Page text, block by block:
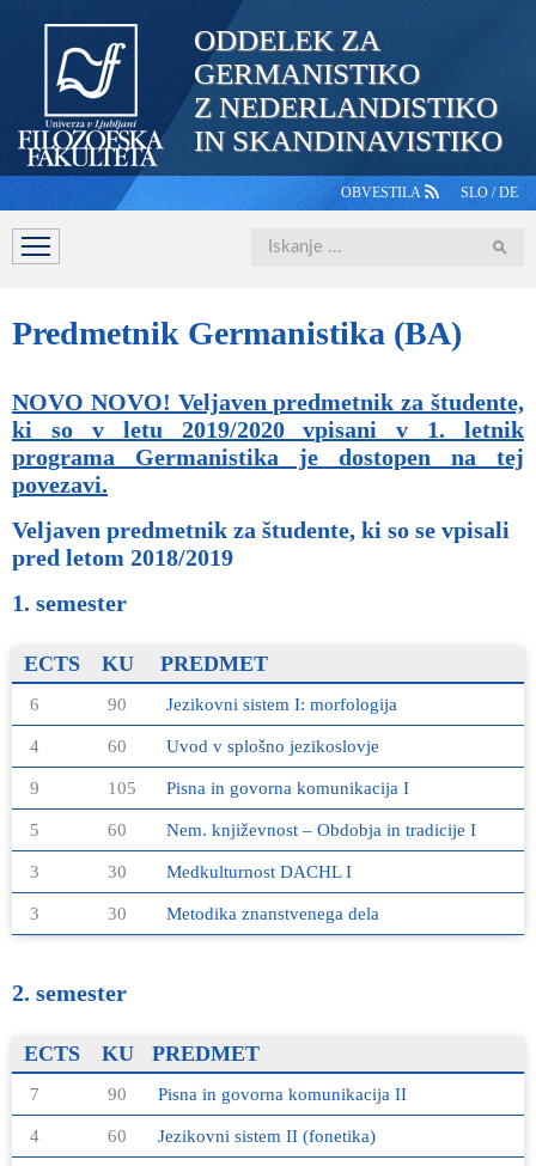
ODDELEK ZA
GERMANISTIKO
Z NEDERLANDISTIKO
IN SKANDINAVISTIKO
OBVESTILA SLO /DE
DOMOV ŠTUDIJ
Iskanje
Predmetnik Germanistika (BA)
NOVO NOVO! Veljaven predmetnik za študente,
ki so v letu 2019/2020 vpisani v 1. letnik
programa Germanistika je dostopen na tej
povezavi.
Veljaven predmetnik za študente, ki so se vpisali
pred letom 2018/2019
1. semester
ECTS KU PREDMET
6 90 Jezikovni sistem I: morfologija
4 60 Uvod v splošno jezikoslovje
9 105 Pisna in govorna komunikacija I
5 60 Nem. književnost – Obdobja in tradicije I
3 30 Medkulturnost DACHL I
3 30 Metodika znanstvenega dela
2. semester
ECTS KU PREDMET
7 90 Pisna in govorna komunikacija II
4 60 Jezikovni sistem II (fonetika)